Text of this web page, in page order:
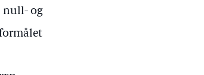
null- og